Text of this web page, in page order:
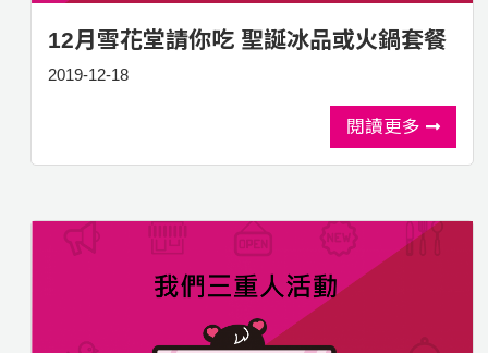
12月雪花堂請你吃 聖誕冰品或火鍋套餐
2019-12-18
閱讀更多